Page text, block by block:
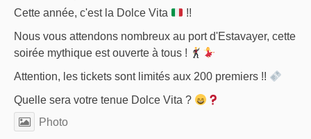
Cette année, c'est la Dolce Vita
!!
Nous vous attendons nombreux au port d'Estavayer, cette
soirée mythique est ouverte à tous !
Attention, les tickets sont limités aux 200 premiers !!
Quelle sera votre tenue Dolce Vita ?
Photo